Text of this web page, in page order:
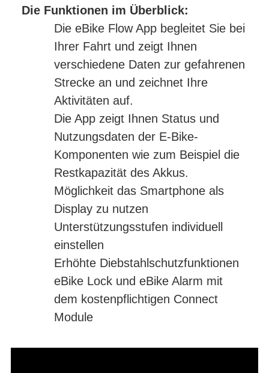
Die Funktionen im Überblick:
Die eBike Flow App begleitet Sie bei
Ihrer Fahrt und zeigt Ihnen
verschiedene Daten zur gefahrenen
Strecke an und zeichnet Ihre
Aktivitäten auf.
Die App zeigt Ihnen Status und
Nutzungsdaten der E-Bike-
Komponenten wie zum Beispiel die
Restkapazität des Akkus.
Möglichkeit das Smartphone als
Display zu nutzen
Unterstützungsstufen individuell
einstellen
Erhöhte Diebstahlschutzfunktionen
eBike Lock und eBike Alarm mit
dem kostenpflichtigen Connect
Module